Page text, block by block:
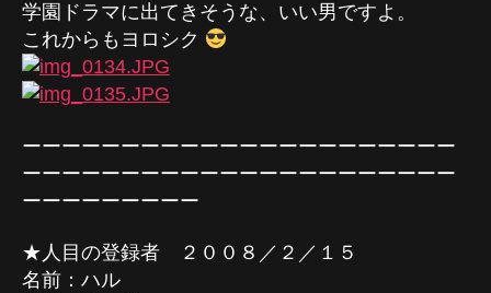
学園ドラマに出てきそうな、いい男ですよ。
これからもヨロシク
ーーーーーーーーーーーーーーーーーーーーーー
ーーーーーーーーーーーーーーーーーーーーーー
ーーーーーーーーー
★人目の登録者 ２００８／２／１５
名前：ハル